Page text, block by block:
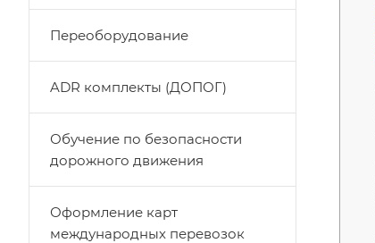
Переоборудование
ADR комплекты (ДОПОГ)
Обучение по безопасности
дорожного движения
Оформление карт
международных перевозок